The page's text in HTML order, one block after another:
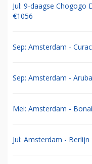
Jul: 9-daagse Chogogo
€1056
Sep: Amsterdam -
Sep: Amsterdam -
Mei: Amsterdam -
Jul: Amsterdam - Berlijn